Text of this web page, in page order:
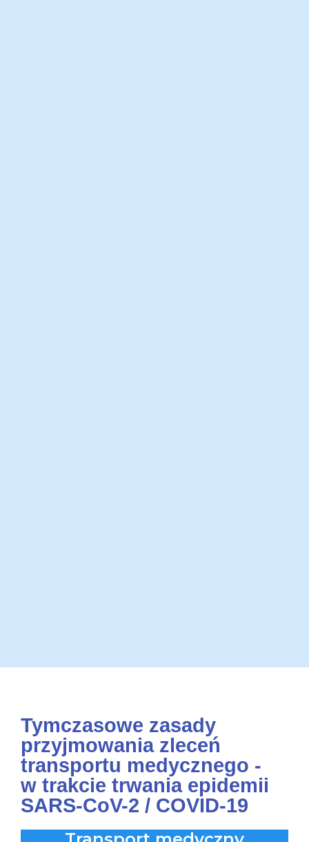
Tymczasowe zasady
przyjmowania zleceń
transportu medycznego -
w trakcie trwania epidemii
SARS-CoV-2 / COVID-19